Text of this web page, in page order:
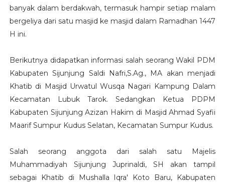
banyak dalam berdakwah, termasuk hampir setiap malam
bergeliya dari satu masjid ke masjid dalam Ramadhan 1447
H ini.
Berikutnya didapatkan informasi salah seorang Wakil PDM
Kabupaten Sijunjung Saldi Nafri,S.Ag., MA akan menjadi
Khatib di Masjid Urwatul Wusqa Nagari Kampung Dalam
Kecamatan Lubuk Tarok. Sedangkan Ketua PDPM
Kabupaten Sijunjung Azizan Hakim di Masjid Ahmad Syafii
Maarif Sumpur Kudus Selatan, Kecamatan Sumpur Kudus.
Salah seorang anggota dari salah satu Majelis
Muhammadiyah Sijunjung Juprinaldi, SH akan tampil
sebagai Khatib di Mushalla Iqra' Koto Baru, Kabupaten